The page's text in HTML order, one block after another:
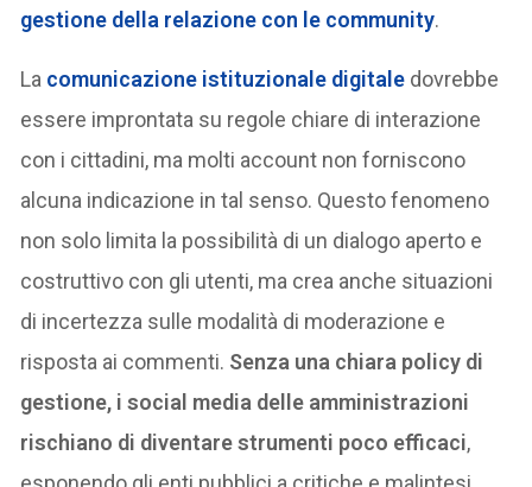
gestione della relazione con le community.
La comunicazione istituzionale digitale dovrebbe
essere improntata su regole chiare di interazione
con i cittadini, ma molti account non forniscono
alcuna indicazione in tal senso. Questo fenomeno
non solo limita la possibilità di un dialogo aperto e
costruttivo con gli utenti, ma crea anche situazioni
di incertezza sulle modalità di moderazione e
risposta ai commenti. Senza una chiara policy di
gestione, i social media delle amministrazioni
rischiano di diventare strumenti poco efficaci,